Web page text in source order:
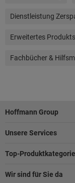
Dienstleistung
Erweitertes
Fachbücher &
Fußzeile
Hoffmann Group
Unsere Services
Top-
Wir sind für Sie da